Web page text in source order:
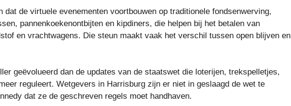
dat de virtuele evenementen voortbouwen op traditionele fondsenwerving,
pannenkoekenontbijten en kipdiners, die helpen bij het betalen van
en vrachtwagens. Die steun maakt vaak het verschil tussen open blijven en
geëvolueerd dan de updates van de staatswet die loterijen, trekspelletjes,
reguleert. Wetgevers in Harrisburg zijn er niet in geslaagd de wet te
dat ze de geschreven regels moet handhaven.